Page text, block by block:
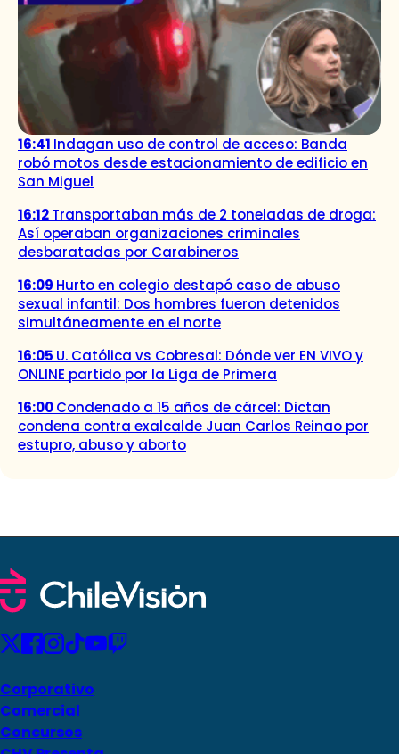
16:41 Indagan uso de control de acceso: Banda
robó motos desde estacionamiento de edificio en
San Miguel
16:12Transportaban más de 2 toneladas de droga:
Así operaban organizaciones criminales
desbaratadas por Carabineros
16:09 Hurto en colegio destapó caso de abuso
sexual infantil: Dos hombres fueron detenidos
simultáneamente en el norte
16:05 U. Católica vs Cobresal: Dónde ver EN VIVO y
ONLINE partido por la Liga de Primera
16:00Condenado a 15 años de cárcel: Dictan
condena contra exalcalde Juan Carlos Reinao por
estupro, abuso y aborto
Corporativo
Comercial
Concursos